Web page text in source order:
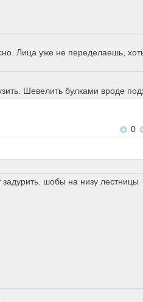
Лица уже не переделаешь,
Шевелить булками вроде
0
шобы на низу лестницы